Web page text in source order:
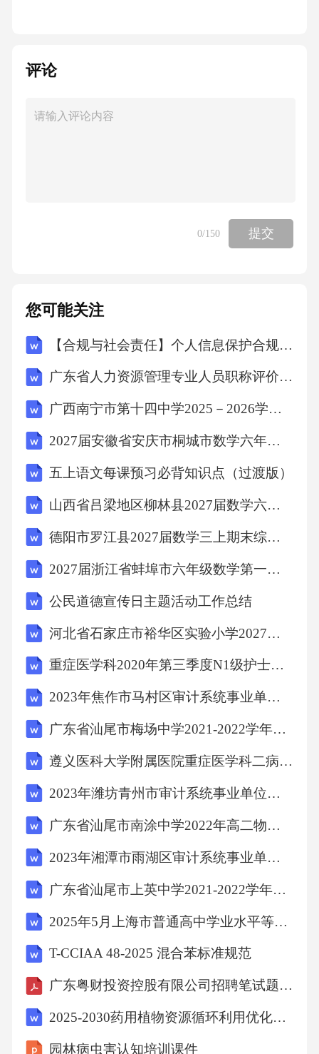
评论
0/150 提交
您可能关注
【合规与社会责任】个人信息保护合规专项审计计划
广东省人力资源管理专业人员职称评价标准条件2026
广西南宁市第十四中学2025－2026学年第二学期八年级数学学科期末模拟卷（二）(含答案)
2027届安徽省安庆市桐城市数学六年级第一学期期末考试模拟试题含解析
五上语文每课预习必背知识点（过渡版）
山西省吕梁地区柳林县2027届数学六上期末质量跟踪监视试题含解析
德阳市罗江县2027届数学三上期末综合测试试题含解析
2027届浙江省蚌埠市六年级数学第一学期期末学业水平测试试题含解析
公民道德宣传日主题活动工作总结
河北省石家庄市裕华区实验小学2027届数学六上期末复习检测试题含解析
重症医学科2020年第三季度N1级护士理论考试复制
2023年焦作市马村区审计系统事业单位招聘笔试模拟试题及答案解析
广东省汕尾市梅场中学2021-2022学年高三生物上学期期末试题含解析
遵义医科大学附属医院重症医学科二病区复制
2023年潍坊青州市审计系统事业单位招聘笔试模拟试题及答案解析
广东省汕尾市南涂中学2022年高二物理下学期期末试题含解析
2023年湘潭市雨湖区审计系统事业单位招聘笔试模拟试题及答案解析
广东省汕尾市上英中学2021-2022学年高一英语期末试卷含解析
2025年5月上海市普通高中学业水平等级性考试政治试卷（含答案）
T-CCIAA 48-2025 混合苯标准规范
广东粤财投资控股有限公司招聘笔试题库2026
2025-2030药用植物资源循环利用优化方案设计及国际化产业运营模式探讨
园林病虫害认知培训课件